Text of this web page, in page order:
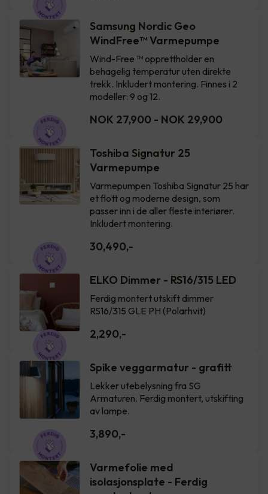
Samsung Nordic Geo
WindFree™️ Varmepumpe
Wind-Free ™ opprettholder en
behagelig temperatur uten direkte
trekk. Inkludert montering. Finnes i 2
modeller: 9 og 12.
NOK 27,900 - NOK 29,900
Toshiba Signatur 25
Varmepumpe
Varmepumpen Toshiba Signatur 25 har
et flott og moderne design, som
passer inn i de aller fleste interiører.
Inkludert montering.
30,490,-
ELKO Dimmer - RS16/315 LED
Ferdig montert utskift dimmer
RS16/315 GLE PH (Polarhvit)
2,290,-
Spike veggarmatur - grafitt
Lekker utebelysning fra SG
Armaturen. Ferdig montert, utskifting
av lampe.
3,890,-
Varmefolie med
isolasjonsplate - Ferdig